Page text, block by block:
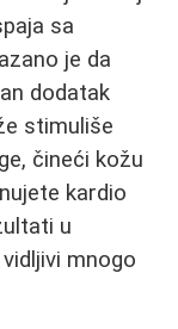
sa
je da
dodatak
stimuliše
čineći kožu
kardio
u
mnogo